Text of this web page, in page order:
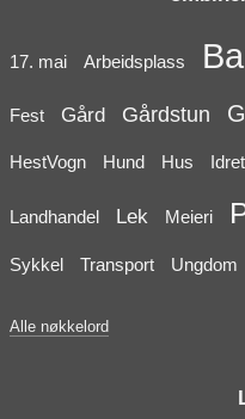
17. mai Arbeidsplass
Fest Gård Gårdstun
HestVogn Hund Hus
Landhandel Lek Meieri
Sykkel Transport Ungdom
Alle nøkkelord